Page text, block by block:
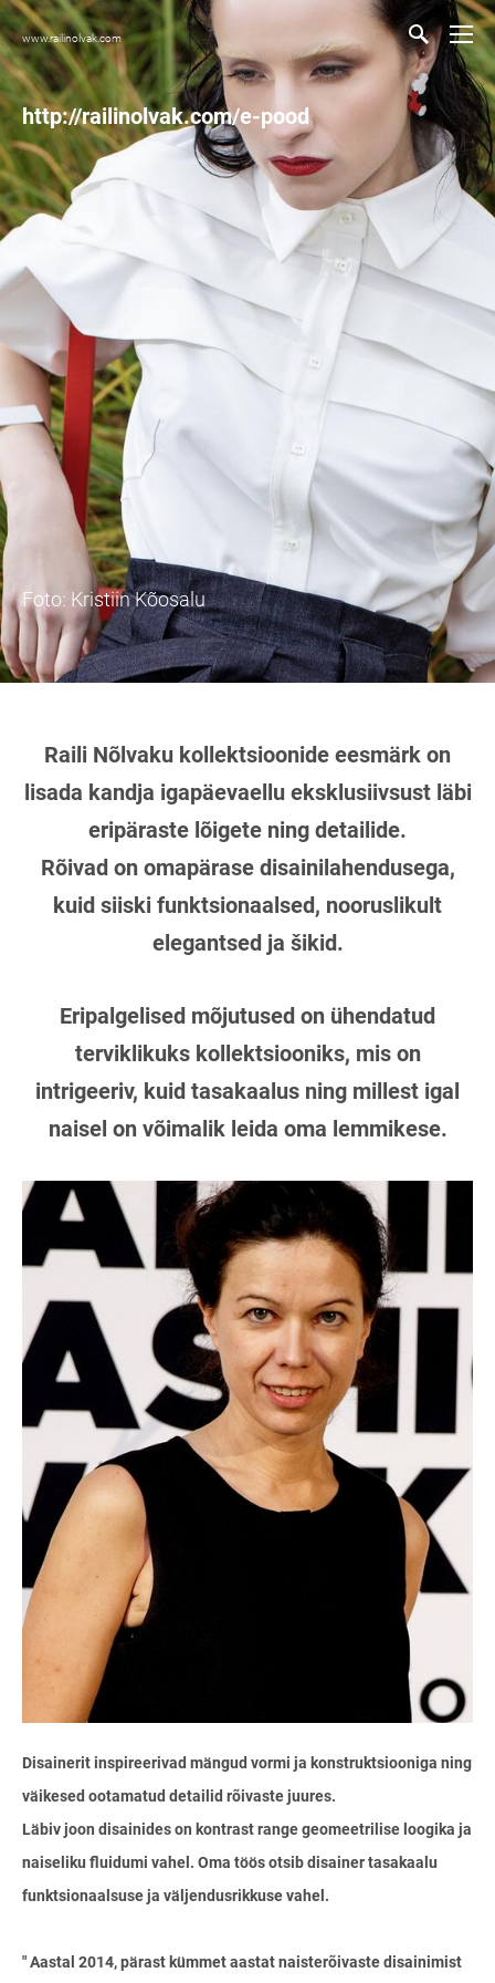
www.railinolvak.com
http://railinolvak.com/e-pood
Foto: Kristiin Kõosalu
Raili Nõlvaku kollektsioonide eesmärk on
lisada kandja igapäevaellu eksklusiivsust läbi
eripäraste lõigete ning detailide.
Rõivad on omapärase disainilahendusega,
kuid siiski funktsionaalsed, nooruslikult
elegantsed ja šikid.
Eripalgelised mõjutused on ühendatud
terviklikuks kollektsiooniks, mis on
intrigeeriv, kuid tasakaalus ning millest igal
naisel on võimalik leida oma lemmikese.
Disainerit inspireerivad mängud vormi ja konstruktsiooniga ning
väikesed ootamatud detailid rõivaste juures.
Läbiv joon disainides on kontrast range geomeetrilise loogika ja
naiseliku fluidumi vahel. Oma töös otsib disainer tasakaalu
funktsionaalsuse ja väljendusrikkuse vahel.
" Aastal 2014, pärast kümmet aastat naisterõivaste disainimist